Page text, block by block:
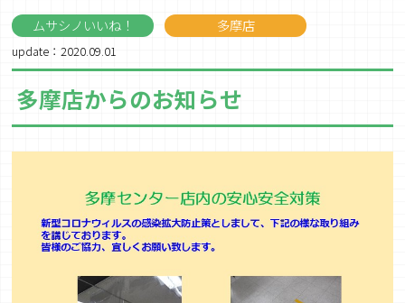
ムサシノいいね！ 多摩店
update：2020.09.01
多摩店からのお知らせ